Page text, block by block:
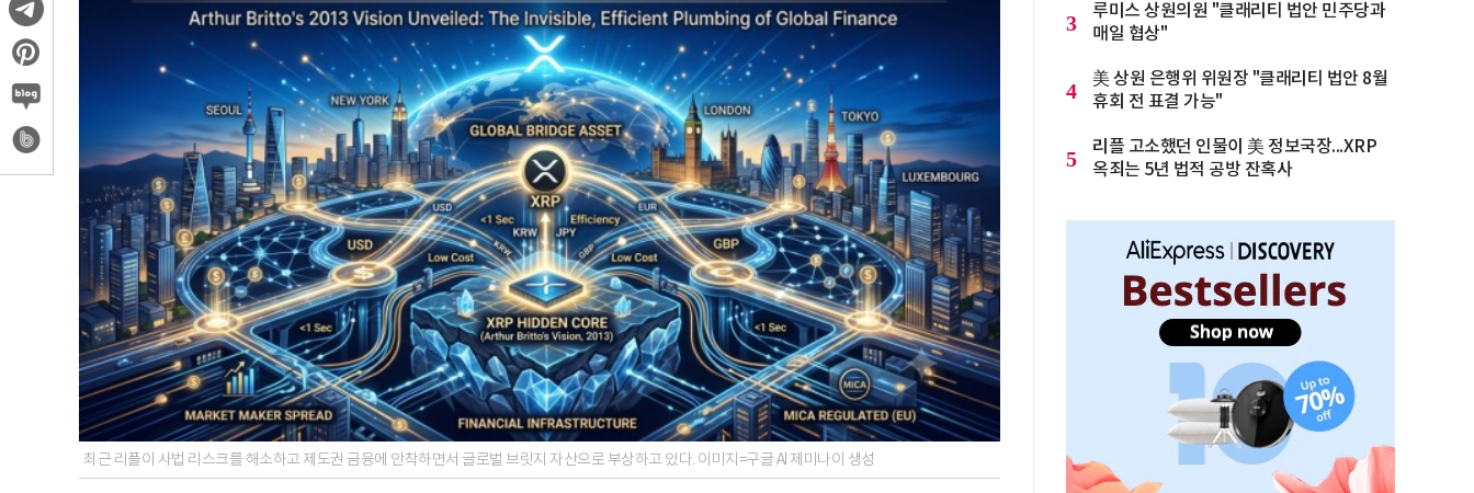
최근 리플이 사법 리스크를 해소하고 제도권 금융에 안착하면서 글로벌 브릿지 자산으로 부상하고 있다. 이미지=구글 AI 제미나이 생성
3
루미스 상원의원 "클래리티 법안 민주당과
매일 협상"
4
美 상원 은행위 위원장 "클래리티 법안 8월
휴회 전 표결 가능"
5
리플 고소했던 인물이 美 정보국장...XRP
옥죄는 5년 법적 공방 잔혹사